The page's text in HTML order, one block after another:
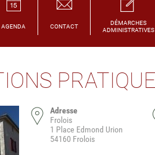
AGENDA CONTACT
DÉMARCHES
ADMINISTRATIVES
Adresse
Frolois
1 Place Edmond Urion
54160 Frolois